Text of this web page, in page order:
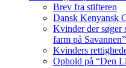
Brev fra stifteren
Dansk Kenyansk
Kvinder der søger
farm på Savannen”
Kvinders
Ophold på “Den